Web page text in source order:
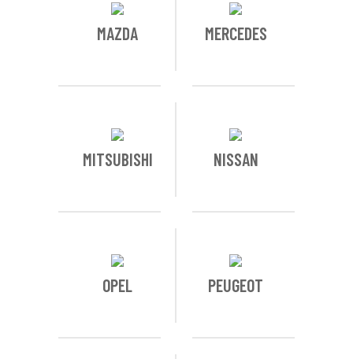
MAZDA MERCEDES
MITSUBISHI NISSAN
OPEL PEUGEOT